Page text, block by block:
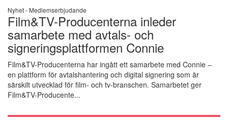
Nyhet - Medlemserbjudande
Film&TV-Producenterna inleder
samarbete med avtals- och
signeringsplattformen Connie
Film&TV-Producenterna har ingått ett samarbete med Connie –
en plattform för avtalshantering och digital signering som är
särskilt utvecklad för film- och tv-branschen. Samarbetet ger
Film&TV-Producente...